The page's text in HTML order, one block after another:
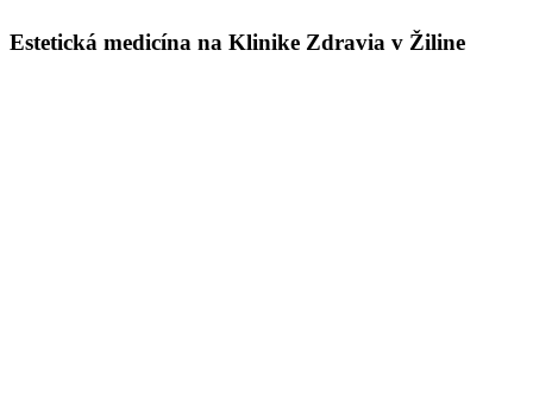
Estetická medicína na Klinike Zdravia v Žiline